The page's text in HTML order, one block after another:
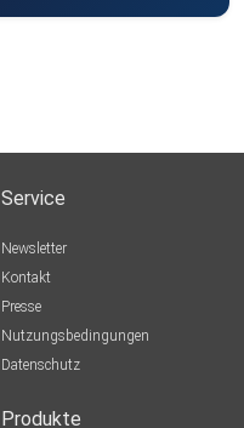
Service
Newsletter
Kontakt
Presse
Nutzungsbedingungen
Datenschutz
Produkte